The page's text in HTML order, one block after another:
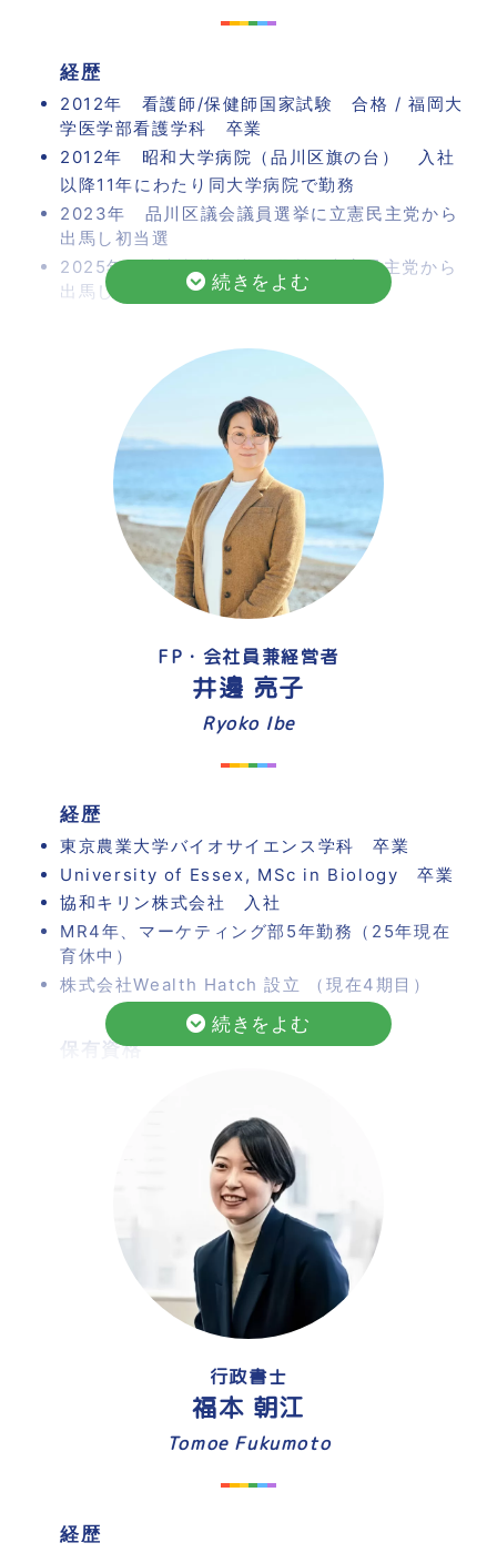
消できればといつも感じております。
経歴
2012年 看護師/保健師国家試験 合格 / 福岡大
学医学部看護学科 卒業
2012年 昭和大学病院（品川区旗の台） 入社
以降11年にわたり同大学病院で勤務
2023年 品川区議会議員選挙に立憲民主党から
出馬し初当選
2025年 東京都議会議員選挙に立憲民主党から
出馬し初当選
看護師/保健師
主な相談内容
医療福祉に関する相談
各自治体議員との連携
行政に関する相談
私は現在、品川区議会議員を経て、東京都議会議員
ジェンダー平等、医療と地域社会の連携、多様性を
認め合い誰もが「自分らしく」輝ける社会を目指し
長年大学病院で看護師として勤務してきた知識・経
験と、議員としてのネットワークを生かし、みなさ
まがもっと安心して暮らせるよう活動していきま
す。
LGBTQ+当事者として、みなさまの生活の中での困
りごとなどをご相談いただき、少しでも悩みを解決
できればと思います。
FP・会社員兼経営者
井邊 亮子
Ryoko Ibe
経歴
東京農業大学バイオサイエンス学科 卒業
University of Essex, MSc in Biology 卒業
協和キリン株式会社 入社
MR4年、マーケティング部5年勤務（25年現在
育休中）
株式会社Wealth Hatch 設立 （現在4期目）
保有資格
「SNSで流行っているから」「周りがやっ
ているから」――そんな理由で資産づくり
を始めていませんか？
大切なのは、自分に合った方法を選ぶこ
経済の流れを理解し、あなたに合った目標
を残す将来の備えをお伝えします。
法人の活用による戦略的な節税や資産管理
の方法、医療法人の会計コンサルも行って
私は、女性のパートナーと子どもと暮らしていま
行政書士
福本 朝江
Tomoe Fukumoto
経歴